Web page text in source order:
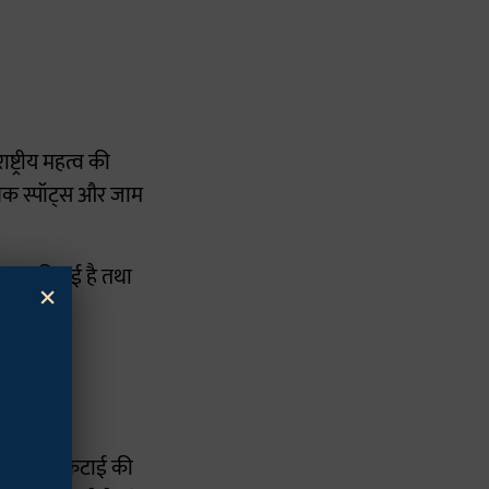
महत्व की
स्पॉट्स और जाम
की गई है तथा
कि वृक्ष कटाई की
×